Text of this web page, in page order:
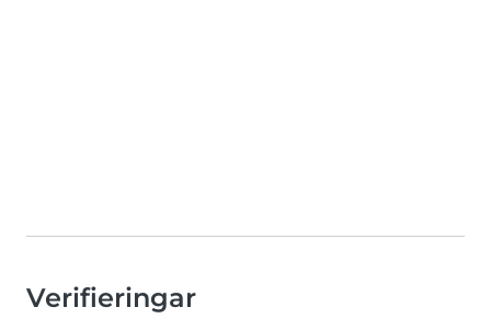
Verifieringar